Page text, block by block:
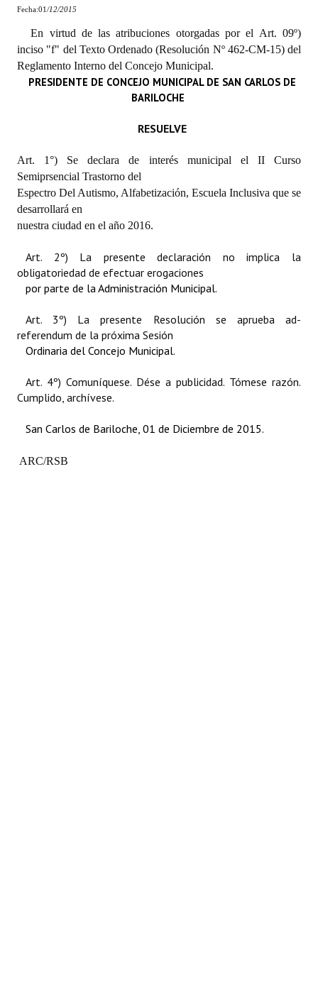
Fecha:01 /12/2015
En virtud de las atribuciones otorgadas por el Art. 09º)
inciso "f" del Texto Ordenado (Resolución Nº 462-CM-15) del
Reglamento Interno del Concejo Municipal.
PRESIDENTE DE CONCEJO MUNICIPAL DE SAN CARLOS DE
BARILOCHE
RESUELVE
Art. 1°) Se declara de interés municipal el II Curso
Semiprsencial Trastorno del
Espectro Del Autismo, Alfabetización, Escuela Inclusiva que se
desarrollará en
nuestra ciudad en el año 2016.
Art. 2º) La presente declaración no implica la
obligatoriedad de efectuar erogaciones
por parte de la Administración Municipal.
Art. 3º) La presente Resolución se aprueba ad-
referendum de la próxima Sesión
Ordinaria del Concejo Municipal.
Art. 4º) Comuníquese. Dése a publicidad. Tómese razón.
Cumplido, archívese.
San Carlos de Bariloche, 01 de Diciembre de 2015.
ARC/RSB